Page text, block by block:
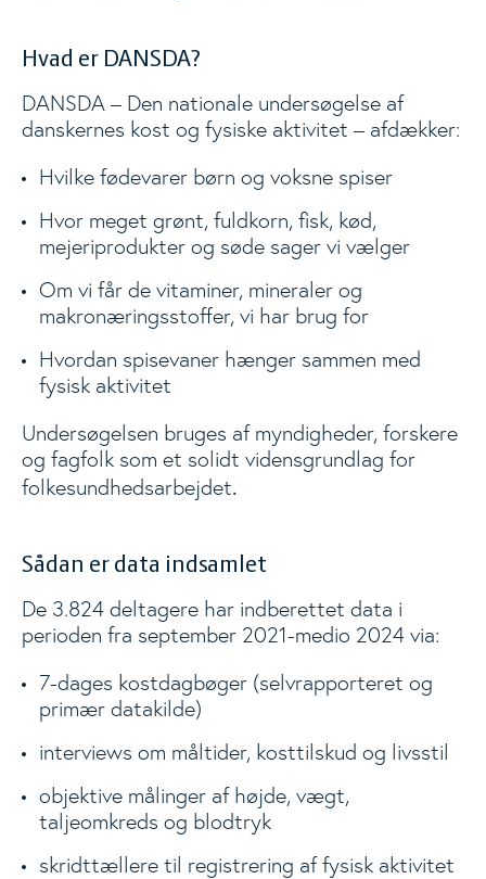
Hvad er DANSDA?
DANSDA – Den nationale undersøgelse af
danskernes kost og fysiske aktivitet – afdækker:
Hvilke fødevarer børn og voksne spiser
Hvor meget grønt, fuldkorn, fisk, kød,
mejeriprodukter og søde sager vi vælger
Om vi får de vitaminer, mineraler og
makronæringsstoffer, vi har brug for
Hvordan spisevaner hænger sammen med
fysisk aktivitet
Undersøgelsen bruges af myndigheder, forskere
og fagfolk som et solidt vidensgrundlag for
folkesundhedsarbejdet.
Sådan er data indsamlet
De 3.824 deltagere har indberettet data i
perioden fra september 2021-medio 2024 via:
7-dages kostdagbøger (selvrapporteret og
primær datakilde)
interviews om måltider, kosttilskud og livsstil
objektive målinger af højde, vægt,
taljeomkreds og blodtryk
skridttællere til registrering af fysisk aktivitet